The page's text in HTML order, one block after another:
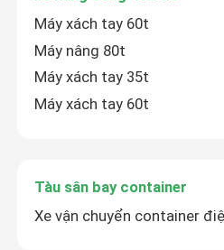
Tàu sân bay biển
Cần cẩu tàu sân bay
Máy xách tay 60t
Máy nâng 80t
Máy xách tay 35t
Máy xách tay 60t
Tàu sân bay container
Xe vận chuyển container